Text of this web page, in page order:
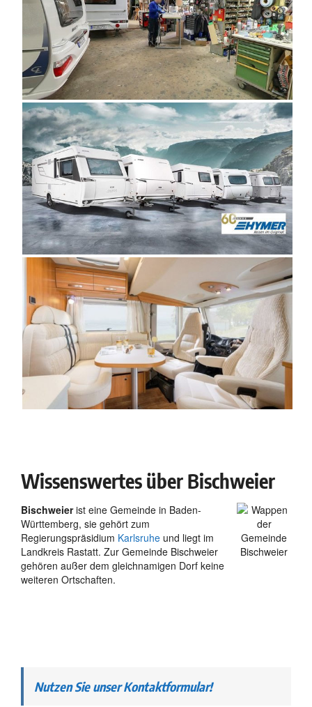
Wissenswertes über Bischweier
Bischweierist eine Gemeinde in Baden-
Württemberg, sie gehört zum
Regierungspräsidium Karlsruhe und liegt im
Landkreis Rastatt. Zur Gemeinde Bischweier
gehören außer dem gleichnamigen Dorf keine
weiteren Ortschaften.
Nutzen Sie unser Kontaktformular!